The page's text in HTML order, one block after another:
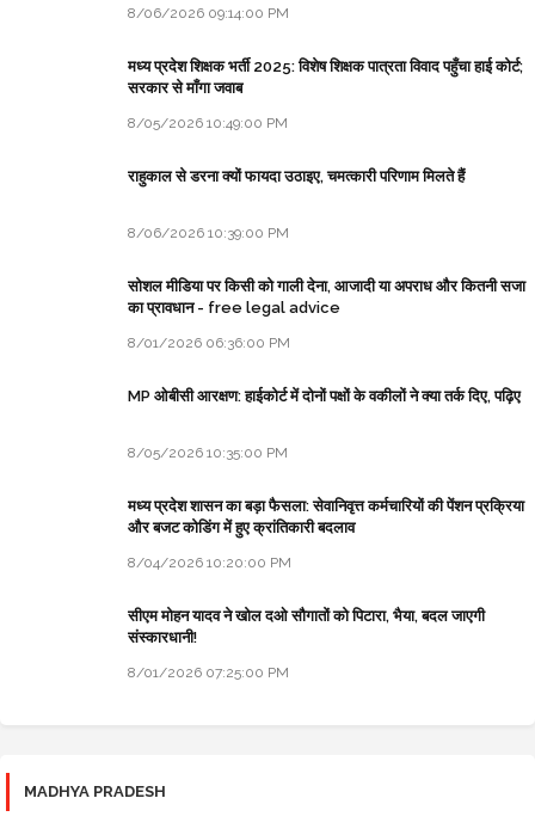
8/06/2026 09:14:00 PM
मध्य प्रदेश शिक्षक भर्ती 2025: विशेष शिक्षक पात्रता विवाद पहुँचा हाई कोर्ट;
सरकार से माँगा जवाब
8/05/2026 10:49:00 PM
राहुकाल से डरना क्यों फायदा उठाइए, चमत्कारी परिणाम मिलते हैं
8/06/2026 10:39:00 PM
सोशल मीडिया पर किसी को गाली देना, आजादी या अपराध और कितनी सजा
का प्रावधान - free legal advice
8/01/2026 06:36:00 PM
MP ओबीसी आरक्षण: हाईकोर्ट में दोनों पक्षों के वकीलों ने क्या तर्क दिए, पढ़िए
8/05/2026 10:35:00 PM
मध्य प्रदेश शासन का बड़ा फैसला: सेवानिवृत्त कर्मचारियों की पेंशन प्रक्रिया
और बजट कोडिंग में हुए क्रांतिकारी बदलाव
8/04/2026 10:20:00 PM
सीएम मोहन यादव ने खोल दओ सौगातों को पिटारा, भैया, बदल जाएगी
संस्कारधानी!
8/01/2026 07:25:00 PM
MADHYA PRADESH